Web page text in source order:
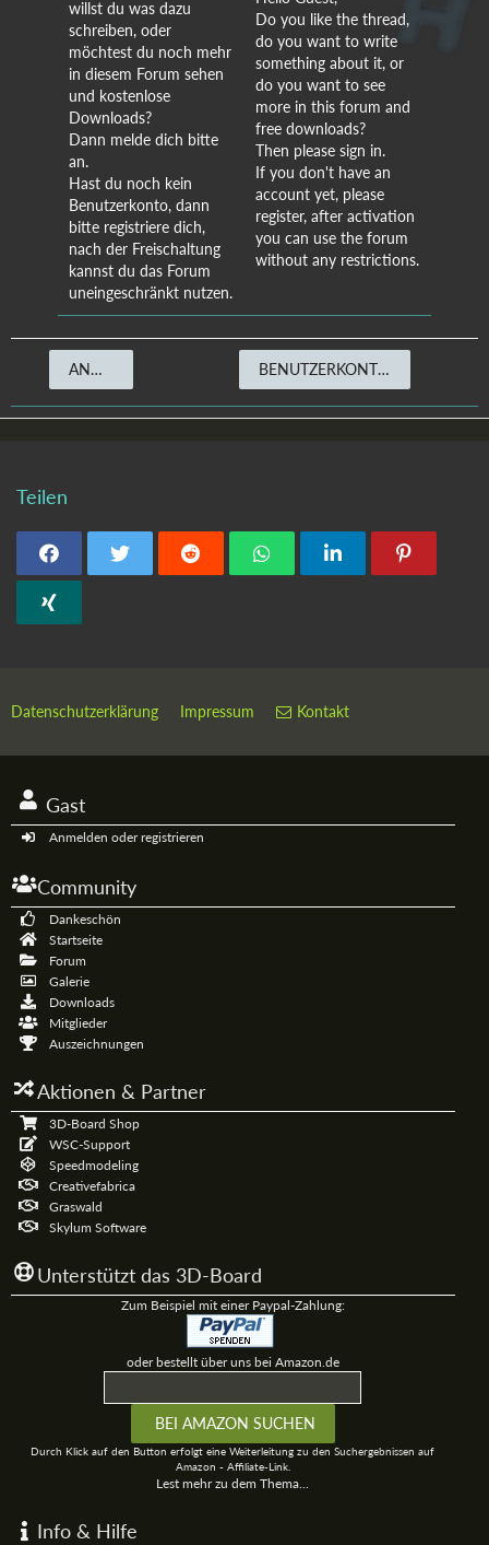
willst du was dazu
schreiben, oder
möchtest du noch mehr
in diesem Forum sehen
und kostenlose
Downloads?
Dann melde dich bitte
an.
Hast du noch kein
Benutzerkonto, dann
bitte registriere dich,
nach der Freischaltung
kannst du das Forum
uneingeschränkt nutzen.
Do you like the thread,
do you want to write
something about it, or
do you want to see
more in this forum and
free downloads?
Then please sign in.
If you don't have an
account yet, please
register, after activation
you can use the forum
without any restrictions.
ANMELDEN BENUTZERKONTO ERSTELLEN
Teilen
Datenschutzerklärung Impressum Kontakt
Gast
Anmelden oder registrieren
Community
Dankeschön
Startseite
Forum
Galerie
Downloads
Mitglieder
Auszeichnungen
Aktionen & Partner
3D-Board Shop
WSC-Support
Speedmodeling
Creativefabrica
Graswald
Skylum Software
Unterstützt das 3D-Board
Zum Beispiel mit einer Paypal-Zahlung:
oder bestellt über uns bei Amazon.de
Durch Klick auf den Button erfolgt eine Weiterleitung zu den Suchergebnissen auf
Amazon - Affiliate-Link.
Lest mehr zu dem Thema...
Info & Hilfe